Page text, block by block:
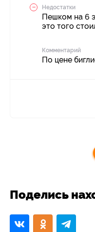
Недостатки
Пешком на 6
это того
Комментарий
По цене
Поделись